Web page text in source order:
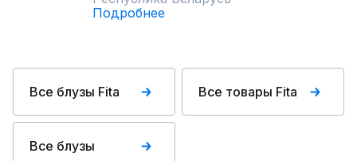
Подробнее
Все блузы Fita Все товары Fita
Все блузы